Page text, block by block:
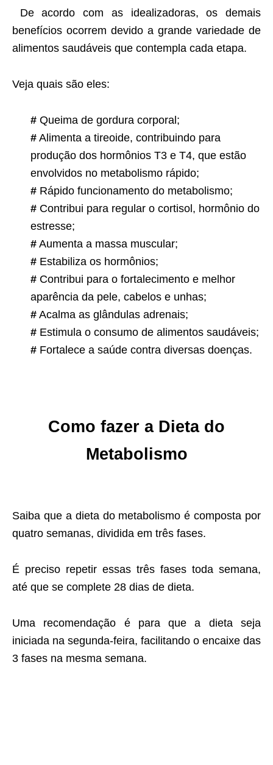
De acordo com as idealizadoras, os demais
benefícios ocorrem devido a grande variedade de
alimentos saudáveis que contempla cada etapa.
Veja quais são eles:
# Queima de gordura corporal;
# Alimenta a tireoide, contribuindo para
produção dos hormônios T3 e T4, que estão
envolvidos no metabolismo rápido;
# Rápido funcionamento do metabolismo;
# Contribui para regular o cortisol, hormônio do
estresse;
# Aumenta a massa muscular;
# Estabiliza os hormônios;
# Contribui para o fortalecimento e melhor
aparência da pele, cabelos e unhas;
# Acalma as glândulas adrenais;
# Estimula o consumo de alimentos saudáveis;
# Fortalece a saúde contra diversas doenças.
Como fazer a Dieta do
Metabolismo
Saiba que a dieta do metabolismo é composta por
quatro semanas, dividida em três fases.
É preciso repetir essas três fases toda semana,
até que se complete 28 dias de dieta.
Uma recomendação é para que a dieta seja
iniciada na segunda-feira, facilitando o encaixe das
3 fases na mesma semana.